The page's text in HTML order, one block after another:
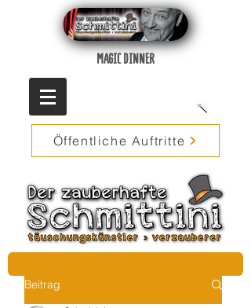
MAGIC DINNER
Öffentliche Auftritte
Beitrag